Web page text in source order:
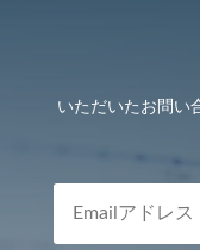
いただいたお問い